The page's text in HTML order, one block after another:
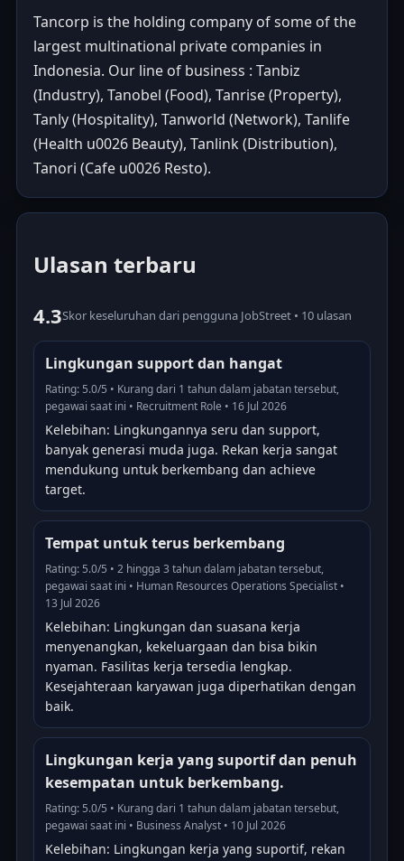
Tancorp is the holding company of some of the
largest multinational private companies in
Indonesia. Our line of business : Tanbiz
(Industry), Tanobel (Food), Tanrise (Property),
Tanly (Hospitality), Tanworld (Network), Tanlife
(Health u0026 Beauty), Tanlink (Distribution),
Tanori (Cafe u0026 Resto).
Ulasan terbaru
4.3Skor keseluruhan dari pengguna JobStreet • 10 ulasan
Lingkungan support dan hangat
Rating: 5.0/5 • Kurang dari 1 tahun dalam jabatan tersebut,
pegawai saat ini • Recruitment Role • 16 Jul 2026
Kelebihan: Lingkungannya seru dan support,
banyak generasi muda juga. Rekan kerja sangat
mendukung untuk berkembang dan achieve
target.
Tempat untuk terus berkembang
Rating: 5.0/5 • 2 hingga 3 tahun dalam jabatan tersebut,
pegawai saat ini • Human Resources Operations Specialist •
13 Jul 2026
Kelebihan: Lingkungan dan suasana kerja
menyenangkan, kekeluargaan dan bisa bikin
nyaman. Fasilitas kerja tersedia lengkap.
Kesejahteraan karyawan juga diperhatikan dengan
baik.
Lingkungan kerja yang suportif dan penuh
kesempatan untuk berkembang.
Rating: 5.0/5 • Kurang dari 1 tahun dalam jabatan tersebut,
pegawai saat ini • Business Analyst • 10 Jul 2026
Kelebihan: Lingkungan kerja yang suportif, rekan